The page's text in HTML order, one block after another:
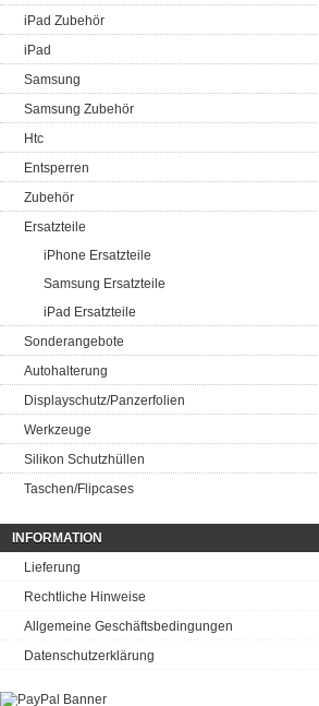
iPad Zubehör
iPad
Samsung
Samsung Zubehör
Htc
Entsperren
Zubehör
Ersatzteile
iPhone Ersatzteile
Samsung Ersatzteile
iPad Ersatzteile
Sonderangebote
Autohalterung
Displayschutz/Panzerfolien
Werkzeuge
Silikon Schutzhüllen
Taschen/Flipcases
INFORMATION
Lieferung
Rechtliche Hinweise
Allgemeine Geschäftsbedingungen
Datenschutzerklärung